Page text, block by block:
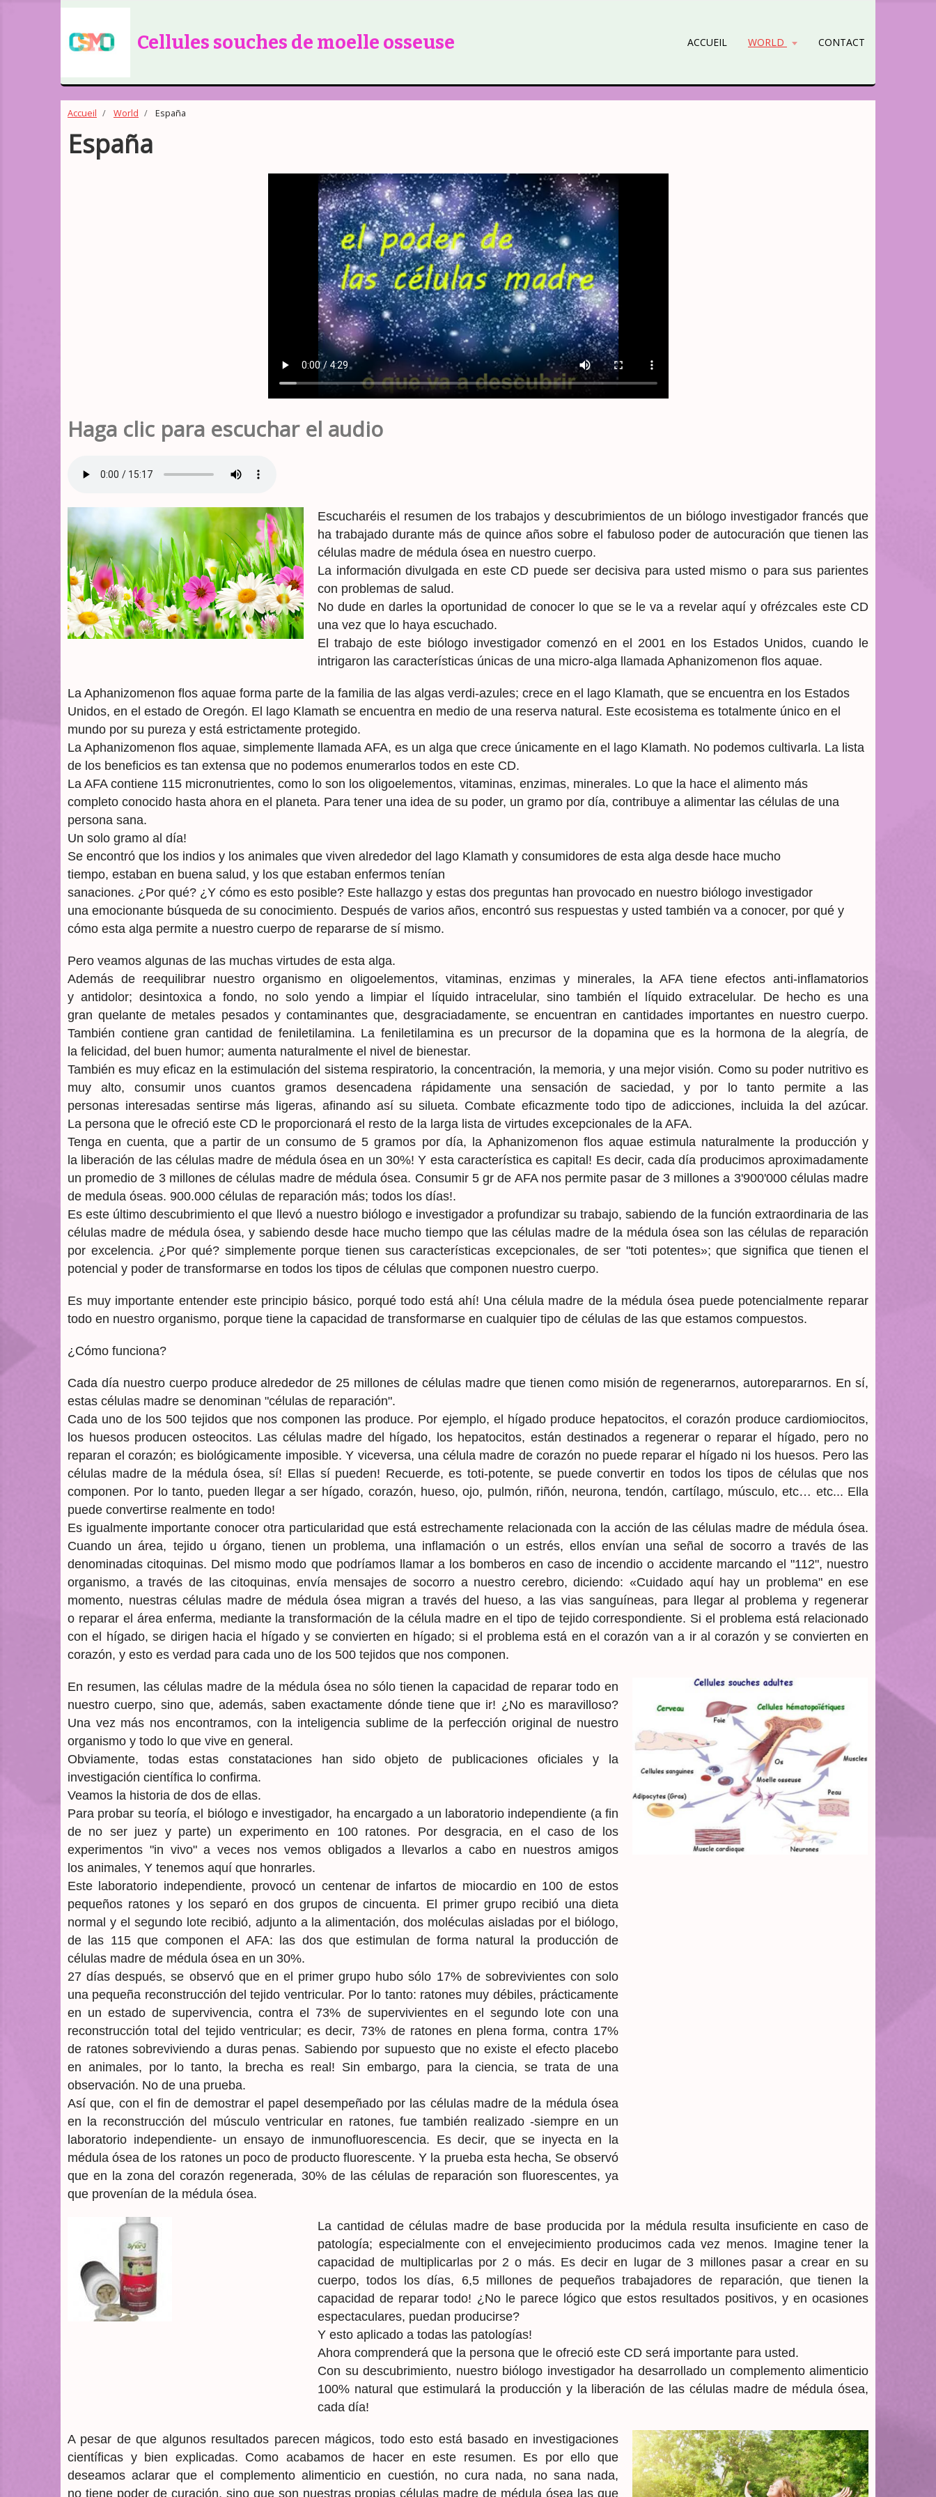
Cellules souches de moelle osseuse ACCUEIL WORLD CONTACT
Accueil World España
España
Haga clic para escuchar el audio
Escucharéis el resumen de los trabajos y descubrimientos de un biólogo investigador francés que
ha trabajado durante más de quince años sobre el fabuloso poder de autocuración que tienen las
células madre de médula ósea en nuestro cuerpo.
La información divulgada en este CD puede ser decisiva para usted mismo o para sus parientes
con problemas de salud.
No dude en darles la oportunidad de conocer lo que se le va a revelar aquí y ofrézcales este CD
una vez que lo haya escuchado.
El trabajo de este biólogo investigador comenzó en el 2001 en los Estados Unidos, cuando le
intrigaron las características únicas de una micro-alga llamada Aphanizomenon flos aquae.
La Aphanizomenon flos aquae forma parte de la familia de las algas verdi-azules; crece en el lago Klamath, que se encuentra en los Estados
Unidos, en el estado de Oregón. El lago Klamath se encuentra en medio de una reserva natural. Este ecosistema es totalmente único en el
mundo por su pureza y está estrictamente protegido.
La Aphanizomenon flos aquae, simplemente llamada AFA, es un alga que crece únicamente en el lago Klamath. No podemos cultivarla. La lista
de los beneficios es tan extensa que no podemos enumerarlos todos en este CD.
La AFA contiene 115 micronutrientes, como lo son los oligoelementos, vitaminas, enzimas, minerales. Lo que la hace el alimento más
completo conocido hasta ahora en el planeta. Para tener una idea de su poder, un gramo por día, contribuye a alimentar las células de una
persona sana.
Un solo gramo al día!
Se encontró que los indios y los animales que viven alrededor del lago Klamath y consumidores de esta alga desde hace mucho
tiempo, estaban en buena salud, y los que estaban enfermos tenían
sanaciones. ¿Por qué? ¿Y cómo es esto posible? Este hallazgo y estas dos preguntas han provocado en nuestro biólogo investigador
una emocionante búsqueda de su conocimiento. Después de varios años, encontró sus respuestas y usted también va a conocer, por qué y
cómo esta alga permite a nuestro cuerpo de repararse de sí mismo.
Pero veamos algunas de las muchas virtudes de esta alga.
Además de reequilibrar nuestro organismo en oligoelementos, vitaminas, enzimas y minerales, la AFA tiene efectos anti-inflamatorios
y antidolor; desintoxica a fondo, no solo yendo a limpiar el líquido intracelular, sino también el líquido extracelular. De hecho es una
gran quelante de metales pesados y contaminantes que, desgraciadamente, se encuentran en cantidades importantes en nuestro cuerpo.
También contiene gran cantidad de feniletilamina. La feniletilamina es un precursor de la dopamina que es la hormona de la alegría, de
la felicidad, del buen humor; aumenta naturalmente el nivel de bienestar.
También es muy eficaz en la estimulación del sistema respiratorio, la concentración, la memoria, y una mejor visión. Como su poder nutritivo es
muy alto, consumir unos cuantos gramos desencadena rápidamente una sensación de saciedad, y por lo tanto permite a las
personas interesadas sentirse más ligeras, afinando así su silueta. Combate eficazmente todo tipo de adicciones, incluida la del azúcar.
La persona que le ofreció este CD le proporcionará el resto de la larga lista de virtudes excepcionales de la AFA.
Tenga en cuenta, que a partir de un consumo de 5 gramos por día, la Aphanizomenon flos aquae estimula naturalmente la producción y
la liberación de las células madre de médula ósea en un 30%! Y esta característica es capital! Es decir, cada día producimos aproximadamente
un promedio de 3 millones de células madre de médula ósea. Consumir 5 gr de AFA nos permite pasar de 3 millones a 3'900'000 células madre
de medula óseas. 900.000 células de reparación más; todos los días!.
Es este último descubrimiento el que llevó a nuestro biólogo e investigador a profundizar su trabajo, sabiendo de la función extraordinaria de las
células madre de médula ósea, y sabiendo desde hace mucho tiempo que las células madre de la médula ósea son las células de reparación
por excelencia. ¿Por qué? simplemente porque tienen sus características excepcionales, de ser "toti potentes»; que significa que tienen el
potencial y poder de transformarse en todos los tipos de células que componen nuestro cuerpo.
Es muy importante entender este principio básico, porqué todo está ahí! Una célula madre de la médula ósea puede potencialmente reparar
todo en nuestro organismo, porque tiene la capacidad de transformarse en cualquier tipo de células de las que estamos compuestos.
¿Cómo funciona?
Cada día nuestro cuerpo produce alrededor de 25 millones de células madre que tienen como misión de regenerarnos, autorepararnos. En sí,
estas células madre se denominan "células de reparación".
Cada uno de los 500 tejidos que nos componen las produce. Por ejemplo, el hígado produce hepatocitos, el corazón produce cardiomiocitos,
los huesos producen osteocitos. Las células madre del hígado, los hepatocitos, están destinados a regenerar o reparar el hígado, pero no
reparan el corazón; es biológicamente imposible. Y viceversa, una célula madre de corazón no puede reparar el hígado ni los huesos. Pero las
células madre de la médula ósea, sí! Ellas sí pueden! Recuerde, es toti-potente, se puede convertir en todos los tipos de células que nos
componen. Por lo tanto, pueden llegar a ser hígado, corazón, hueso, ojo, pulmón, riñón, neurona, tendón, cartílago, músculo, etc… etc... Ella
puede convertirse realmente en todo!
Es igualmente importante conocer otra particularidad que está estrechamente relacionada con la acción de las células madre de médula ósea.
Cuando un área, tejido u órgano, tienen un problema, una inflamación o un estrés, ellos envían una señal de socorro a través de las
denominadas citoquinas. Del mismo modo que podríamos llamar a los bomberos en caso de incendio o accidente marcando el "112", nuestro
organismo, a través de las citoquinas, envía mensajes de socorro a nuestro cerebro, diciendo: «Cuidado aquí hay un problema" en ese
momento, nuestras células madre de médula ósea migran a través del hueso, a las vias sanguíneas, para llegar al problema y regenerar
o reparar el área enferma, mediante la transformación de la célula madre en el tipo de tejido correspondiente. Si el problema está relacionado
con el hígado, se dirigen hacia el hígado y se convierten en hígado; si el problema está en el corazón van a ir al corazón y se convierten en
corazón, y esto es verdad para cada uno de los 500 tejidos que nos componen.
En resumen, las células madre de la médula ósea no sólo tienen la capacidad de reparar todo en
nuestro cuerpo, sino que, además, saben exactamente dónde tiene que ir! ¿No es maravilloso?
Una vez más nos encontramos, con la inteligencia sublime de la perfección original de nuestro
organismo y todo lo que vive en general.
Obviamente, todas estas constataciones han sido objeto de publicaciones oficiales y la
investigación científica lo confirma.
Veamos la historia de dos de ellas.
Para probar su teoría, el biólogo e investigador, ha encargado a un laboratorio independiente (a fin
de no ser juez y parte) un experimento en 100 ratones. Por desgracia, en el caso de los
experimentos "in vivo" a veces nos vemos obligados a llevarlos a cabo en nuestros amigos
los animales, Y tenemos aquí que honrarles.
Este laboratorio independiente, provocó un centenar de infartos de miocardio en 100 de estos
pequeños ratones y los separó en dos grupos de cincuenta. El primer grupo recibió una dieta
normal y el segundo lote recibió, adjunto a la alimentación, dos moléculas aisladas por el biólogo,
de las 115 que componen el AFA: las dos que estimulan de forma natural la producción de
células madre de médula ósea en un 30%.
27 días después, se observó que en el primer grupo hubo sólo 17% de sobrevivientes con solo
una pequeña reconstrucción del tejido ventricular. Por lo tanto: ratones muy débiles, prácticamente
en un estado de supervivencia, contra el 73% de supervivientes en el segundo lote con una
reconstrucción total del tejido ventricular; es decir, 73% de ratones en plena forma, contra 17%
de ratones sobreviviendo a duras penas. Sabiendo por supuesto que no existe el efecto placebo
en animales, por lo tanto, la brecha es real! Sin embargo, para la ciencia, se trata de una
observación. No de una prueba.
Así que, con el fin de demostrar el papel desempeñado por las células madre de la médula ósea
en la reconstrucción del músculo ventricular en ratones, fue también realizado -siempre en un
laboratorio independiente- un ensayo de inmunofluorescencia. Es decir, que se inyecta en la
médula ósea de los ratones un poco de producto fluorescente. Y la prueba esta hecha, Se observó
que en la zona del corazón regenerada, 30% de las células de reparación son fluorescentes, ya
que provenían de la médula ósea.
La cantidad de células madre de base producida por la médula resulta insuficiente en caso de
patología; especialmente con el envejecimiento producimos cada vez menos. Imagine tener la
capacidad de multiplicarlas por 2 o más. Es decir en lugar de 3 millones pasar a crear en su
cuerpo, todos los días, 6,5 millones de pequeños trabajadores de reparación, que tienen la
capacidad de reparar todo! ¿No le parece lógico que estos resultados positivos, y en ocasiones
espectaculares, puedan producirse?
Y esto aplicado a todas las patologías!
Ahora comprenderá que la persona que le ofreció este CD será importante para usted.
Con su descubrimiento, nuestro biólogo investigador ha desarrollado un complemento alimenticio
100% natural que estimulará la producción y la liberación de las células madre de médula ósea,
cada día!
A pesar de que algunos resultados parecen mágicos, todo esto está basado en investigaciones
científicas y bien explicadas. Como acabamos de hacer en este resumen. Es por ello que
deseamos aclarar que el complemento alimenticio en cuestión, no cura nada, no sana nada,
no tiene poder de curación, sino que son nuestras propias células madre de médula ósea las que